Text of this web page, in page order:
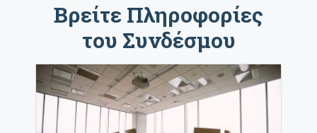
Βρείτε Πληροφορίες
του Συνδέσμου